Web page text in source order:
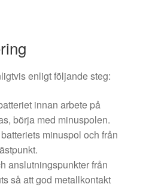
enligt följande steg:
innan arbete på
börja med minuspolen.
minuspol och från
anslutningspunkter från
så att god metallkontakt